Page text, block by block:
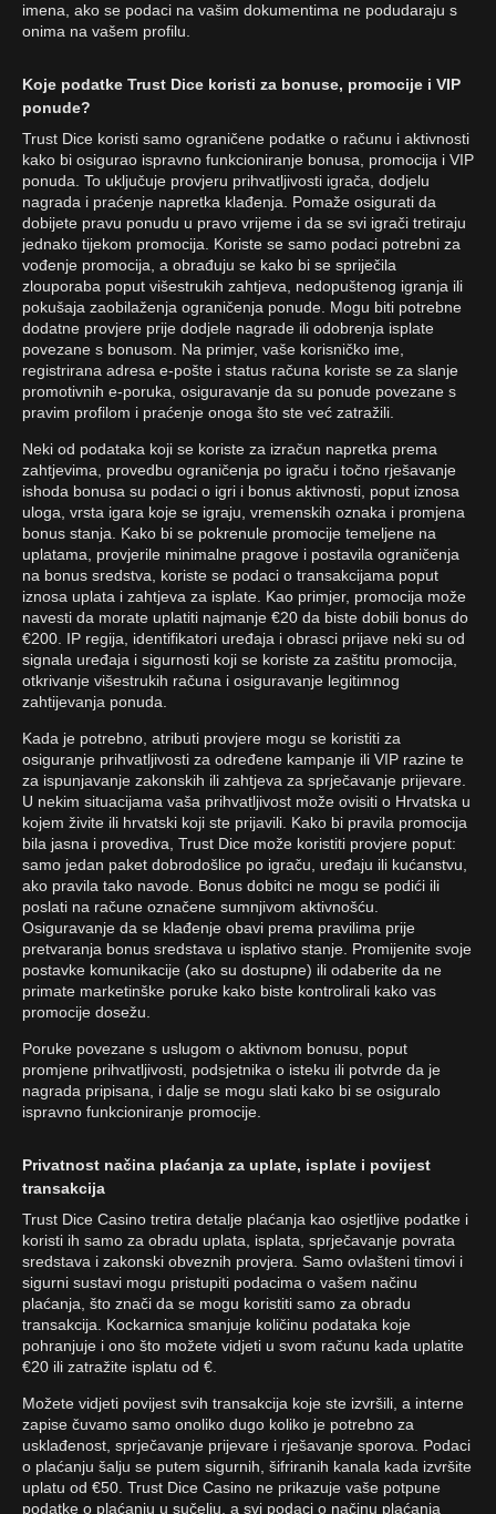
imena, ako se podaci na vašim dokumentima ne podudaraju s
onima na vašem profilu.
Koje podatke Trust Dice koristi za bonuse, promocije i VIP
ponude?
Trust Dice koristi samo ograničene podatke o računu i aktivnosti
kako bi osigurao ispravno funkcioniranje bonusa, promocija i VIP
ponuda. To uključuje provjeru prihvatljivosti igrača, dodjelu
nagrada i praćenje napretka klađenja. Pomaže osigurati da
dobijete pravu ponudu u pravo vrijeme i da se svi igrači tretiraju
jednako tijekom promocija. Koriste se samo podaci potrebni za
vođenje promocija, a obrađuju se kako bi se spriječila
zlouporaba poput višestrukih zahtjeva, nedopuštenog igranja ili
pokušaja zaobilaženja ograničenja ponude. Mogu biti potrebne
dodatne provjere prije dodjele nagrade ili odobrenja isplate
povezane s bonusom. Na primjer, vaše korisničko ime,
registrirana adresa e-pošte i status računa koriste se za slanje
promotivnih e-poruka, osiguravanje da su ponude povezane s
pravim profilom i praćenje onoga što ste već zatražili.
Neki od podataka koji se koriste za izračun napretka prema
zahtjevima, provedbu ograničenja po igraču i točno rješavanje
ishoda bonusa su podaci o igri i bonus aktivnosti, poput iznosa
uloga, vrsta igara koje se igraju, vremenskih oznaka i promjena
bonus stanja. Kako bi se pokrenule promocije temeljene na
uplatama, provjerile minimalne pragove i postavila ograničenja
na bonus sredstva, koriste se podaci o transakcijama poput
iznosa uplata i zahtjeva za isplate. Kao primjer, promocija može
navesti da morate uplatiti najmanje €20 da biste dobili bonus do
€200. IP regija, identifikatori uređaja i obrasci prijave neki su od
signala uređaja i sigurnosti koji se koriste za zaštitu promocija,
otkrivanje višestrukih računa i osiguravanje legitimnog
zahtijevanja ponuda.
Kada je potrebno, atributi provjere mogu se koristiti za
osiguranje prihvatljivosti za određene kampanje ili VIP razine te
za ispunjavanje zakonskih ili zahtjeva za sprječavanje prijevare.
U nekim situacijama vaša prihvatljivost može ovisiti o Hrvatska u
kojem živite ili hrvatski koji ste prijavili. Kako bi pravila promocija
bila jasna i provediva, Trust Dice može koristiti provjere poput:
samo jedan paket dobrodošlice po igraču, uređaju ili kućanstvu,
ako pravila tako navode. Bonus dobitci ne mogu se podići ili
poslati na račune označene sumnjivom aktivnošću.
Osiguravanje da se klađenje obavi prema pravilima prije
pretvaranja bonus sredstava u isplativo stanje. Promijenite svoje
postavke komunikacije (ako su dostupne) ili odaberite da ne
primate marketinške poruke kako biste kontrolirali kako vas
promocije dosežu.
Poruke povezane s uslugom o aktivnom bonusu, poput
promjene prihvatljivosti, podsjetnika o isteku ili potvrde da je
nagrada pripisana, i dalje se mogu slati kako bi se osiguralo
ispravno funkcioniranje promocije.
Privatnost načina plaćanja za uplate, isplate i povijest
transakcija
Trust Dice Casino tretira detalje plaćanja kao osjetljive podatke i
koristi ih samo za obradu uplata, isplata, sprječavanje povrata
sredstava i zakonski obveznih provjera. Samo ovlašteni timovi i
sigurni sustavi mogu pristupiti podacima o vašem načinu
plaćanja, što znači da se mogu koristiti samo za obradu
transakcija. Kockarnica smanjuje količinu podataka koje
pohranjuje i ono što možete vidjeti u svom računu kada uplatite
€20 ili zatražite isplatu od €.
Možete vidjeti povijest svih transakcija koje ste izvršili, a interne
zapise čuvamo samo onoliko dugo koliko je potrebno za
usklađenost, sprječavanje prijevare i rješavanje sporova. Podaci
o plaćanju šalju se putem sigurnih, šifriranih kanala kada izvršite
uplatu od €50. Trust Dice Casino ne prikazuje vaše potpune
podatke o plaćanju u sučelju, a svi podaci o načinu plaćanja